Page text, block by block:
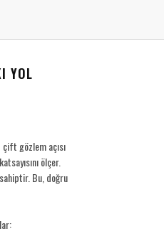
YOL
gözlem açısı
ölçer.
Bu, doğru